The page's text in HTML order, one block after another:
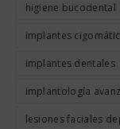
higiene bucodental
implantes
implantes dentales
implantología
lesiones faciales